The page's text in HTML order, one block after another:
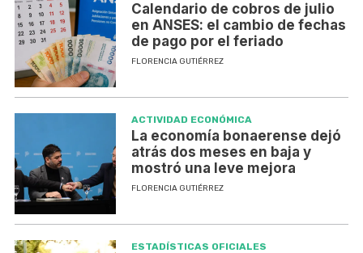
Calendario de cobros de julio
en ANSES: el cambio de fechas
de pago por el feriado
FLORENCIA GUTIÉRREZ
ACTIVIDAD ECONÓMICA
La economía bonaerense dejó
atrás dos meses en baja y
mostró una leve mejora
FLORENCIA GUTIÉRREZ
ESTADÍSTICAS OFICIALES